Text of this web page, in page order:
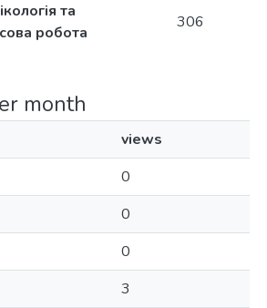
та
робота
306
month
views
0
0
0
3